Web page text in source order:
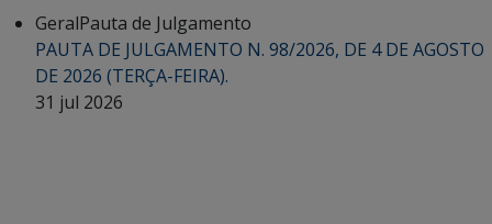
GeralPauta de Julgamento
PAUTA DE JULGAMENTO N. 98/2026, DE 4 DE AGOSTO
DE 2026 (TERÇA-FEIRA).
31 jul 2026